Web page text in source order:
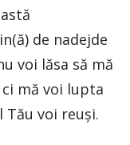
de nadejde
voi lăsa să mă
mă voi lupta
Tău voi reuşi.